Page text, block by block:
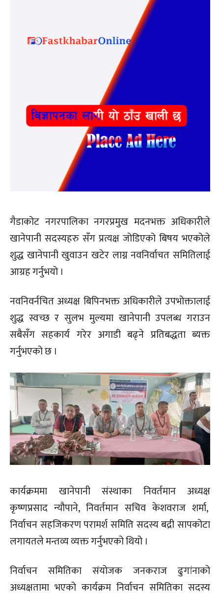
गैडाकोट नगरपालिका नगरप्रमुख मदनभक्त अधिकारीले
खानेपानी सदस्यहरु सँग प्रत्यक्ष जोडिएको बिषय भएकोले
शुद्ध खानेपानी खुवाउन खटेर लाग्न नवनिर्वाचत समितिलाई
आग्रह गर्नुभयो ।
नवनिवर्नचित अध्यक्ष बिपिनभक्त अधिकारीले उपभोक्तालाई
शुद्ध स्वच्छ र सुलभ मुल्यमा खानेपानी उपलब्ध गराउन
सबैसँग सहकार्य गरेर अगाडी बढ्ने प्रतिबद्धता ब्यक्त
गर्नुभएको छ ।
कार्यक्रममा खानेपानी संस्थाका निवर्तमान अध्यक्ष
कृष्णप्रसाद न्यौपाने, निवर्तमान सचिव केशवराज शर्मा,
निर्वाचन सहजिकरण परामर्श समिति सदस्य बद्री सापकोटा
लगायतले मन्तव्य व्यक्त गर्नुभएको थियो ।
निर्वाचन समितिका संयोजक जनकराज ढुगांनाको
अध्यक्षतामा भएको कार्यक्रम निर्वाचन समितिका सदस्य